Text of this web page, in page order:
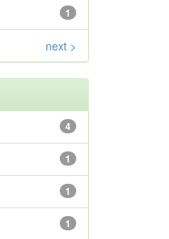
1
next >
4
1
1
1